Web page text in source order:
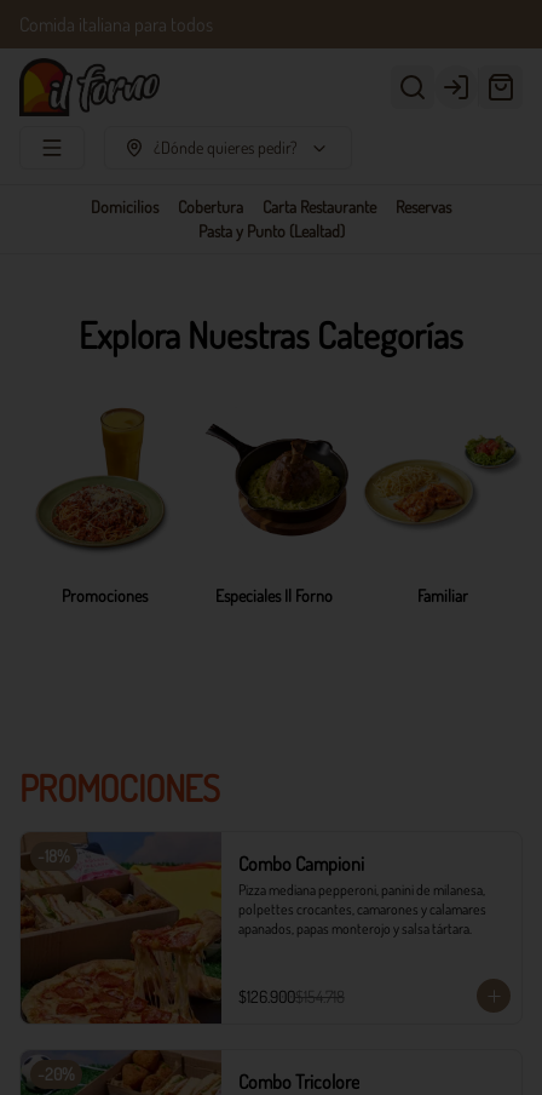
Comida italiana para todos
Login
¿Dónde quieres pedir?
Domicilios Cobertura Carta Restaurante
Reservas
Pasta y Punto (Lealtad)
Explora Nuestras Categorías
Promociones Especiales Il Forno Familiar
PROMOCIONES
-18% Combo Campioni
Pizza mediana pepperoni, panini de milanesa,
polpettes crocantes, camarones y calamares
apanados, papas monterojo y salsa tártara.
$126.900$154.718
-20% Combo Tricolore